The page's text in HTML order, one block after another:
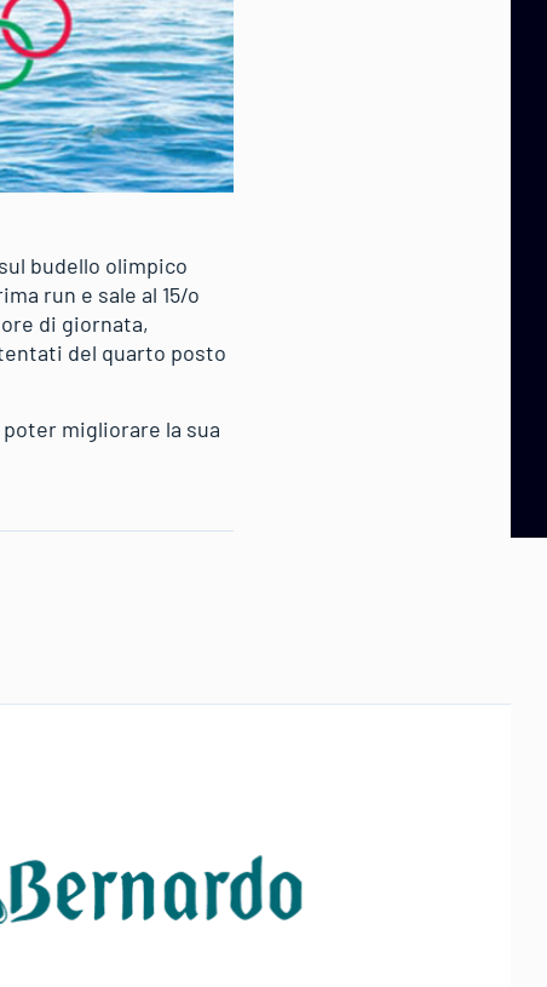
budello olimpico
run e sale al 15/o
di giornata,
del quarto posto
migliorare la sua